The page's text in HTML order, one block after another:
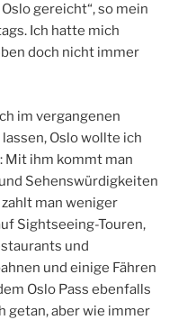
gereicht“, so mein
Ich hatte mich
doch nicht immer
im vergangenen
Oslo wollte ich
Mit ihm kommt man
Sehenswürdigkeiten
man weniger
Sightseeing-Touren,
und
und einige Fähren
Oslo Pass ebenfalls
getan, aber wie immer